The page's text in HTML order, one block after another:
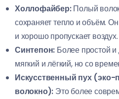
Холлофайбер:Полый
сохраняет тепло и объём.
и хорошо пропускает воздух.
Синтепон: Более простой
мягкий и лёгкий, но со
Искусственный пух (эко-
волокно): Это более